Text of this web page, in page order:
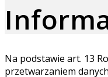
Na podstawie art. 13
przetwarzaniem